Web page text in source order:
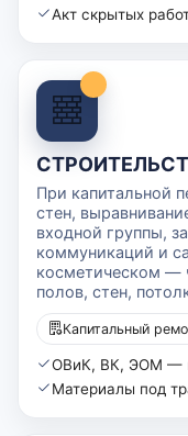
Акт скрытых
При капитальной
стен,
входной группы,
коммуникаций и
косметическом —
полов, стен,
Капитальный
ОВиК, ВК, ЭОМ —
Материалы под